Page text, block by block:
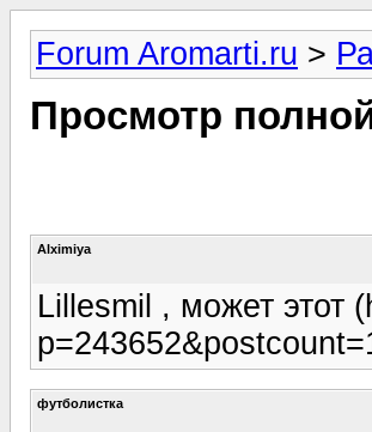
Forum Aromarti.ru >
Просмотр
Alximiya
Lillesmil , может этот
футболистка